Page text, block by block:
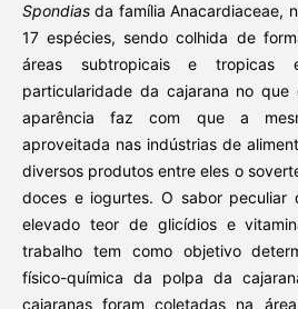
Spondiasda família Anacardiaceae,
17 espécies, sendo colhida de
áreas subtropicais e tropicas
particularidade da cajarana no
aparência faz com que a
aproveitada nas indústrias de
diversos produtos entre eles o
doces e iogurtes. O sabor peculiar
elevado teor de glicídios e
trabalho tem como objetivo
físico-química da polpa da
cajaranas foram coletadas na